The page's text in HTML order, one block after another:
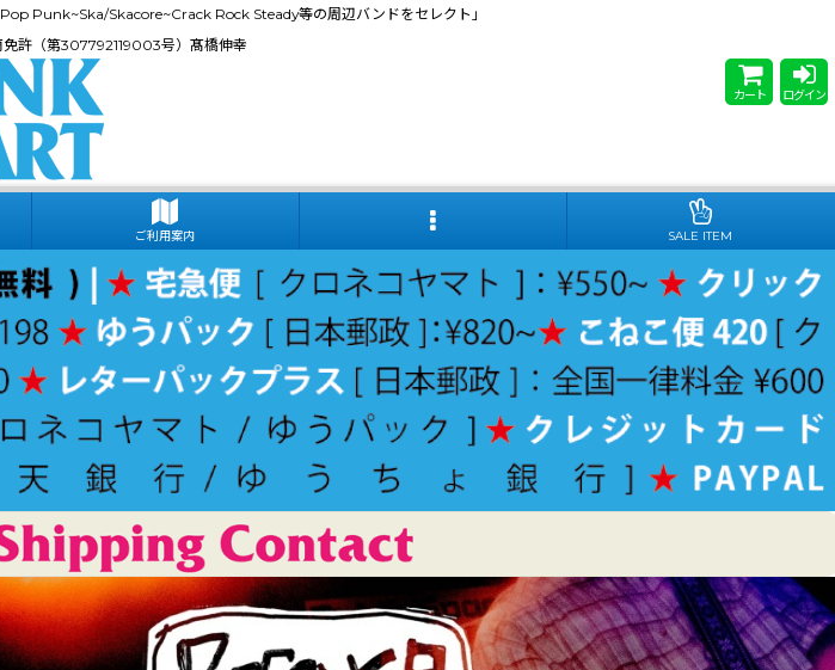
Punk~Ska/Skacore~Crack Rock Steady等の周辺バンドをセレクト」
許（第307792119003号）髙橋伸幸
カート ログイン
ご利用案内 SALE ITEM